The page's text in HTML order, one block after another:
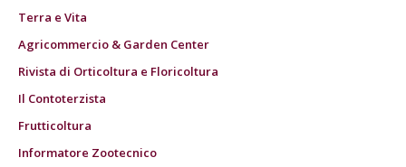
Terra e Vita
Agricommercio & Garden Center
Rivista di Orticoltura e Floricoltura
Il Contoterzista
Frutticoltura
Informatore Zootecnico